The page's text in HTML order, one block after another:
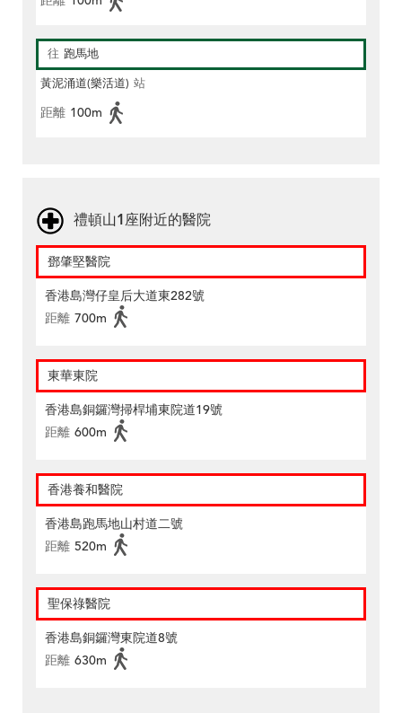
往 跑馬地
黃泥涌道(樂活道) 站
距離 100m
禮頓山1座附近的醫院
鄧肇堅醫院
香港島灣仔皇后大道東282號
距離 700m
東華東院
香港島銅鑼灣掃桿埔東院道19號
距離 600m
香港養和醫院
香港島跑馬地山村道二號
距離 520m
聖保祿醫院
香港島銅鑼灣東院道8號
距離 630m